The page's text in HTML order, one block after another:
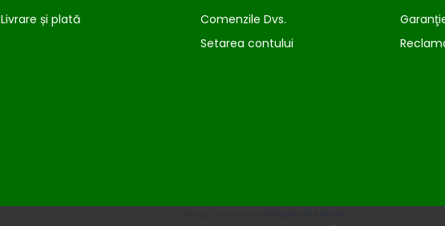
Livrare și plată
Comenzile Dvs.
Setarea contului